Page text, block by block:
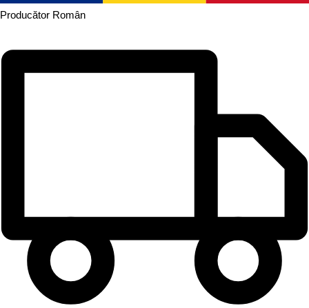
Producător Român